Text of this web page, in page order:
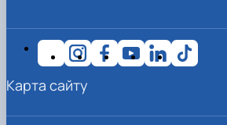
Карта сайту